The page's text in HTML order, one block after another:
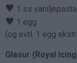
♥ 1 ss
♥ 1 egg
(og evtl. 1 egg
Glasur (Royal